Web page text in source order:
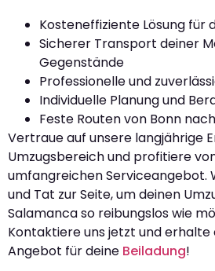
Kosteneffiziente Lösung für
Sicherer Transport deiner
Gegenstände
Professionelle und
Individuelle Planung und
Feste Routen von Bonn
Vertraue auf unsere langjährige
Umzugsbereich und profitiere
umfangreichen Serviceangebot.
und Tat zur Seite, um deinen
Salamanca so reibungslos wie
Kontaktiere uns jetzt und erhalte
Angebot für deine Beiladung!